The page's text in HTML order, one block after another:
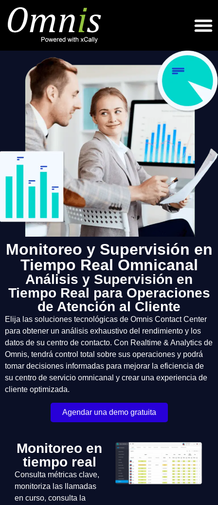
Monitoreo y Supervisión en
Tiempo Real Omnicanal
Análisis y Supervisión en
Tiempo Real para Operaciones
de Atención al Cliente
Elija las soluciones tecnológicas de Omnis Contact Center
para obtener un análisis exhaustivo del rendimiento y los
datos de su centro de contacto. Con Realtime & Analytics de
Omnis, tendrá control total sobre sus operaciones y podrá
tomar decisiones informadas para mejorar la eficiencia de
su centro de servicio omnicanal y crear una experiencia de
cliente optimizada.
Agendar una demo gratuita
Monitoreo en
tiempo real
Consulta métricas clave,
monitoriza las llamadas
en curso, consulta la